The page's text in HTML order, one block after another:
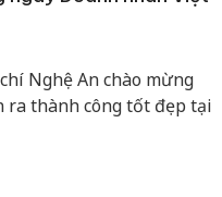
Nghệ An chào mừng
ra thành công tốt đẹp tại